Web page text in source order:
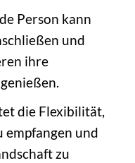
Person kann
und
ihre
die Flexibilität,
empfangen und
zu